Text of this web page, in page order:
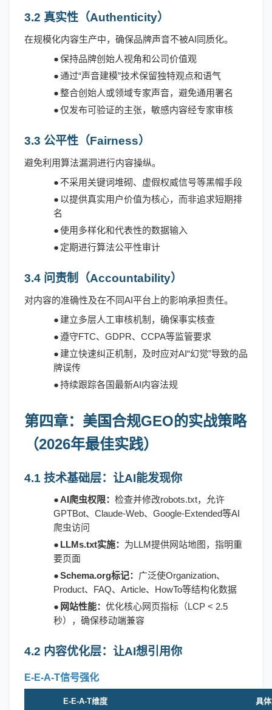
3.2 真实性（Authenticity）
在规模化内容生产中，确保品牌声音不被AI同质化。
●保持品牌创始人视角和公司价值观
●通过“声音建模”技术保留独特观点和语气
● 整合创始人或领域专家声音，避免通用署名
●仅发布可验证的主张，敏感内容经专家审核
3.3 公平性（Fairness）
避免利用算法漏洞进行内容操纵。
●不采用关键词堆砌、虚假权威信号等黑帽手段
● 以提供真实用户价值为核心，而非追求短期排
名
●使用多样化和代表性的数据输入
● 定期进行算法公平性审计
3.4 问责制（Accountability）
对内容的准确性及在不同AI平台上的影响承担责任。
● 建立多层人工审核机制，确保事实核查
●遵守FTC、GDPR、CCPA等监管要求
● 建立快速纠正机制，及时应对AI“幻觉”导致的品
牌误传
●持续跟踪各国最新AI内容法规
第四章： 美国合规GEO的实战策略
（2026年最佳实践）
4.1 技术基础层：让AI能发现你
●AI爬虫权限： 检查并修改robots.txt，允许
GPTBot、Claude-Web、Google-Extended等AI
爬虫访问
● LLMs.txt实施： 为LLM提供网站地图，指明重
要页面
●Schema.org标记： 广泛使Organization、
Product、FAQ、Article、HowTo等结构化数据
● 网站性能： 优化核心网页指标（LCP < 2.5
秒），确保移动端兼容
4.2 内容优化层：让AI想引用你
E-E-A-T信号强化
E-E-A-T维度 具